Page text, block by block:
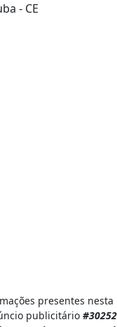
- CE
presentes
publicitário